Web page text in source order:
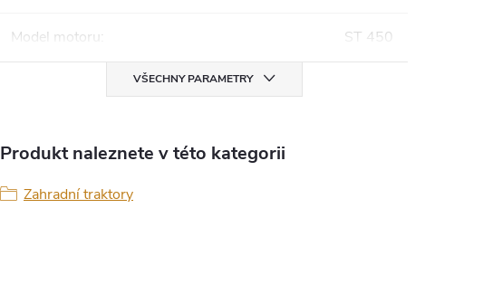
Model motoru : ST 450
VŠECHNY PARAMETRY
Produkt naleznete v této kategorii
Zahradní traktory